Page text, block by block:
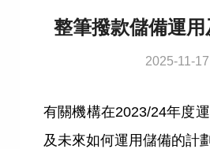
整筆撥款儲備運用
2025-11-17
有關機構在2023/24年度
及未來如何運用儲備的計